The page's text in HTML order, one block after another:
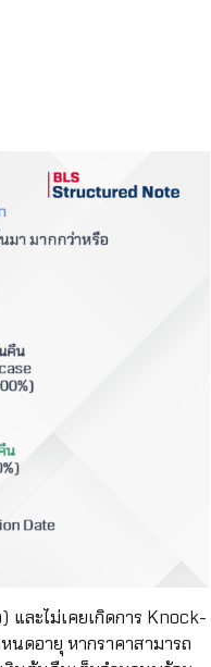
และไม่เคยเกิดการ Knock-
นดอายุ หากราคาสามารถ